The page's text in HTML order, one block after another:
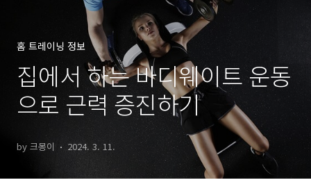
홈 트레이닝 정보
집에서 하는 바디웨이트 운동
으로 근력 증진하기
by 크몽이 2024. 3. 11.